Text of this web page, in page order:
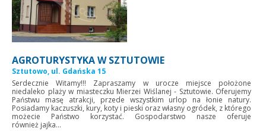
AGROTURYSTYKA W SZTUTOWIE
Sztutowo, ul. Gdańska 15
Serdecznie Witamy!!! Zapraszamy w urocze miejsce położone
niedaleko plaży w miasteczku Mierzei Wiślanej - Sztutowie. Oferujemy
Państwu masę atrakcji, przede wszystkim urlop na łonie natury.
Posiadamy kaczuszki, kury, koty i pieski oraz własny ogródek, z którego
możecie Państwo korzystać. Gospodarstwo nasze oferuje
również jajka...